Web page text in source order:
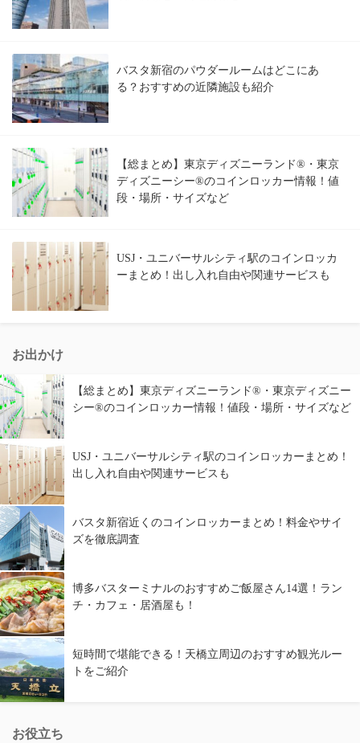
バスタ新宿のパウダールームはどこにあ
る？おすすめの近隣施設も紹介
【総まとめ】東京ディズニーランド®・東京
ディズニーシー®のコインロッカー情報！値
段・場所・サイズなど
USJ・ユニバーサルシティ駅のコインロッカ
ーまとめ！出し入れ自由や関連サービスも
お出かけ
【総まとめ】東京ディズニーランド®・東京ディズニー
シー®のコインロッカー情報！値段・場所・サイズなど
USJ・ユニバーサルシティ駅のコインロッカーまとめ！
出し入れ自由や関連サービスも
バスタ新宿近くのコインロッカーまとめ！料金やサイ
ズを徹底調査
博多バスターミナルのおすすめご飯屋さん14選！ラン
チ・カフェ・居酒屋も！
短時間で堪能できる！天橋立周辺のおすすめ観光ルー
トをご紹介
お役立ち